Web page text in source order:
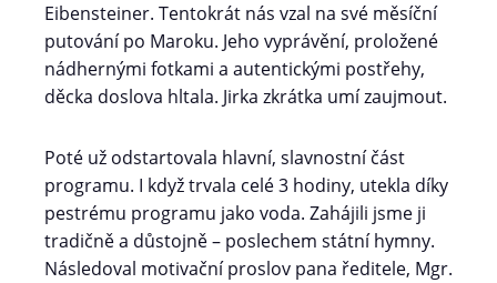
Eibensteiner. Tentokrát nás vzal na své měsíční
putování po Maroku. Jeho vyprávění, proložené
nádhernými fotkami a autentickými postřehy,
děcka doslova hltala. Jirka zkrátka umí zaujmout.
Poté už odstartovala hlavní, slavnostní část
programu. I když trvala celé 3 hodiny, utekla díky
pestrému programu jako voda. Zahájili jsme ji
tradičně a důstojně – poslechem státní hymny.
Následoval motivační proslov pana ředitele, Mgr.